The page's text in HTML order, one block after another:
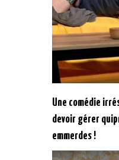
Une comédie
devoir gérer
emmerdes !